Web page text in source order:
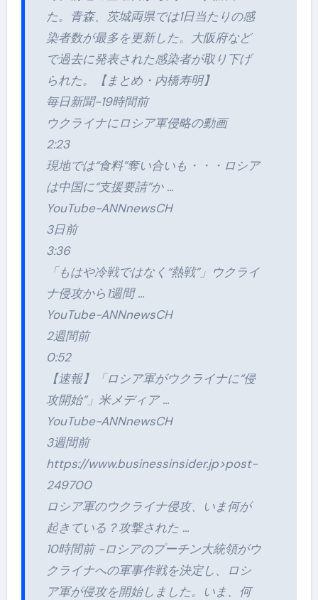
た。青森、茨城両県では1日当たりの感
染者数が最多を更新した。大阪府など
で過去に発表された感染者が取り下げ
られた。【まとめ・内橋寿明】
毎日新聞-19時間前
ウクライナにロシア軍侵略の動画
2:23
現地では“食料”奪い合いも・・・ロシア
は中国に“支援要請”か …
YouTube-ANNnewsCH
3日前
3:36
「もはや冷戦ではなく“熱戦”」ウクライ
ナ侵攻から1週間 …
YouTube-ANNnewsCH
2週間前
0:52
【速報】「ロシア軍がウクライナに“侵
攻開始”」米メディア …
YouTube-ANNnewsCH
3週間前
https://www.businessinsider.jp>post-
249700
ロシア軍のウクライナ侵攻、いま何が
起きている？攻撃された …
10時間前 -ロシアのプーチン大統領がウ
クライナへの軍事作戦を決定し、ロシ
ア軍が侵攻を開始しました。いま、何